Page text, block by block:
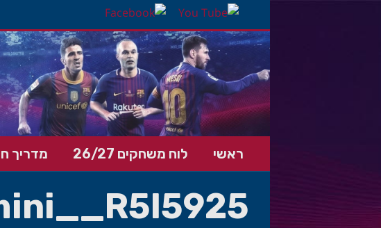
ראשי לוח משחקים 26/27 מדריך